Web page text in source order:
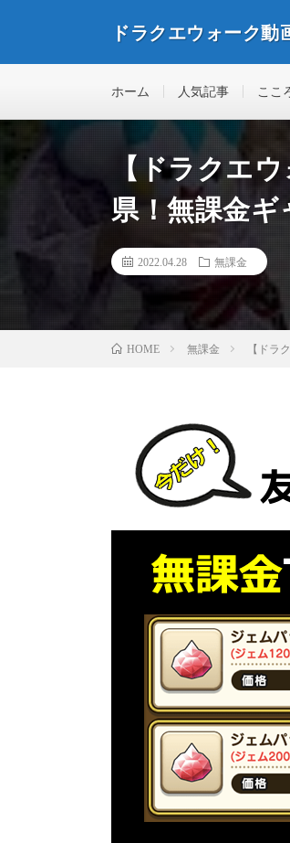
ドラクエウォーク動
ホーム 人気記事 ここ
【ドラクエ
県！無課金
2022.04.28 無課金
HOME 無課金 【ドラ